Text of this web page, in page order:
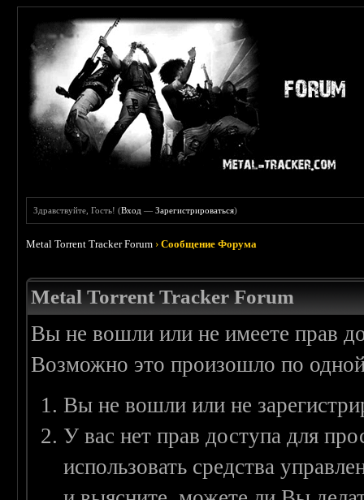
Здравствуйте, Гость! (Вход —Зарегистрироваться)
Metal Torrent Tracker Forum ›Сообщение Форума
Metal Torrent Tracker Forum
Вы не вошли или не имеете прав
Возможно это произошло по
Вы не вошли или не
У вас нет прав доступа для
использовать средства